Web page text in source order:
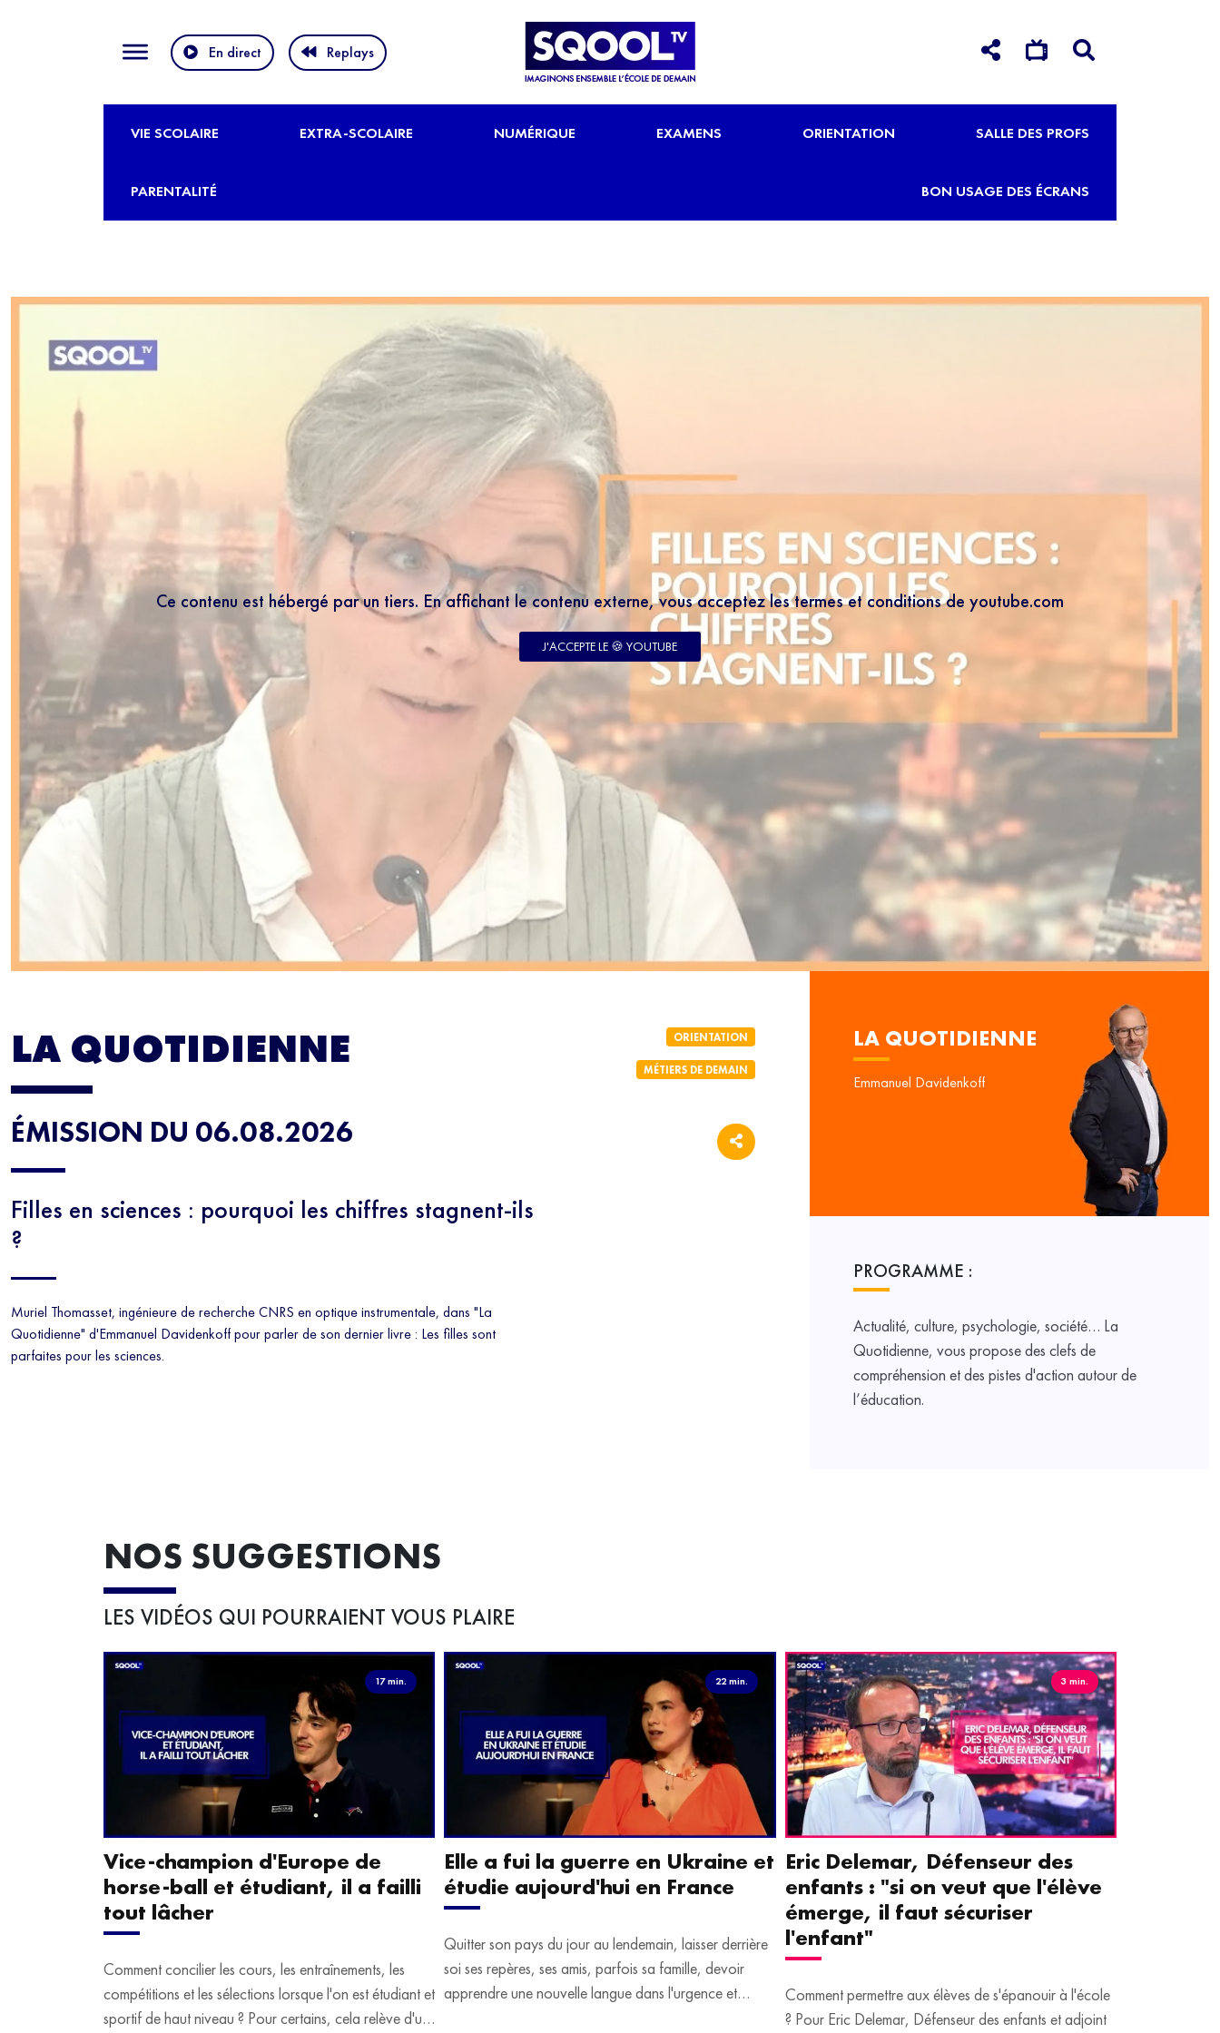
En direct Replays
VIE SCOLAIRE EXTRA-SCOLAIRE NUMÉRIQUE EXAMENS ORIENTATION SALLE DES PROFS
PARENTALITÉ BON USAGE DES ÉCRANS
Ce contenu est hébergé par un tiers. En affichant le contenu externe, vous acceptez les termes et conditions de youtube.com
J'ACCEPTE LE 🍪 YOUTUBE
LA QUOTIDIENNE
ÉMISSION DU 06.08.2026
Filles en sciences : pourquoi les chiffres stagnent-ils
?
Muriel Thomasset, ingénieure de recherche CNRS en optique instrumentale, dans "La
Quotidienne" d'Emmanuel Davidenkoff pour parler de son dernier livre : Les filles sont
parfaites pour les sciences.
ORIENTATION
MÉTIERS DE DEMAIN
LA QUOTIDIENNE
Emmanuel Davidenkoff
PROGRAMME :
Actualité, culture, psychologie, société… La
Quotidienne, vous propose des clefs de
compréhension et des pistes d'action autour de
l’éducation.
NOS SUGGESTIONS
LES VIDÉOS QUI POURRAIENT VOUS PLAIRE
17 min.
Vice-champion d'Europe de
horse-ball et étudiant, il a failli
tout lâcher
Comment concilier les cours, les entraînements, les
compétitions et les sélections lorsque l'on est étudiant et
sportif de haut niveau ? Pour certains, cela relève d'un
22 min.
Elle a fui la guerre en Ukraine et
étudie aujourd'hui en France
Quitter son pays du jour au lendemain, laisser derrière
soi ses repères, ses amis, parfois sa famille, devoir
apprendre une nouvelle langue dans l'urgence et
3 min.
Eric Delemar, Défenseur des
enfants : "si on veut que l'élève
émerge, il faut sécuriser
l'enfant"
Comment permettre aux élèves de s'épanouir à l'école
? Pour Eric Delemar, Défenseur des enfants et adjoint